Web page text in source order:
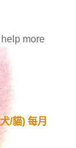
help more
/貓) 每月